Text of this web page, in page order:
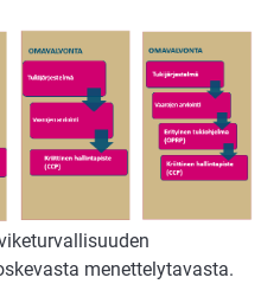
menettelytavasta.